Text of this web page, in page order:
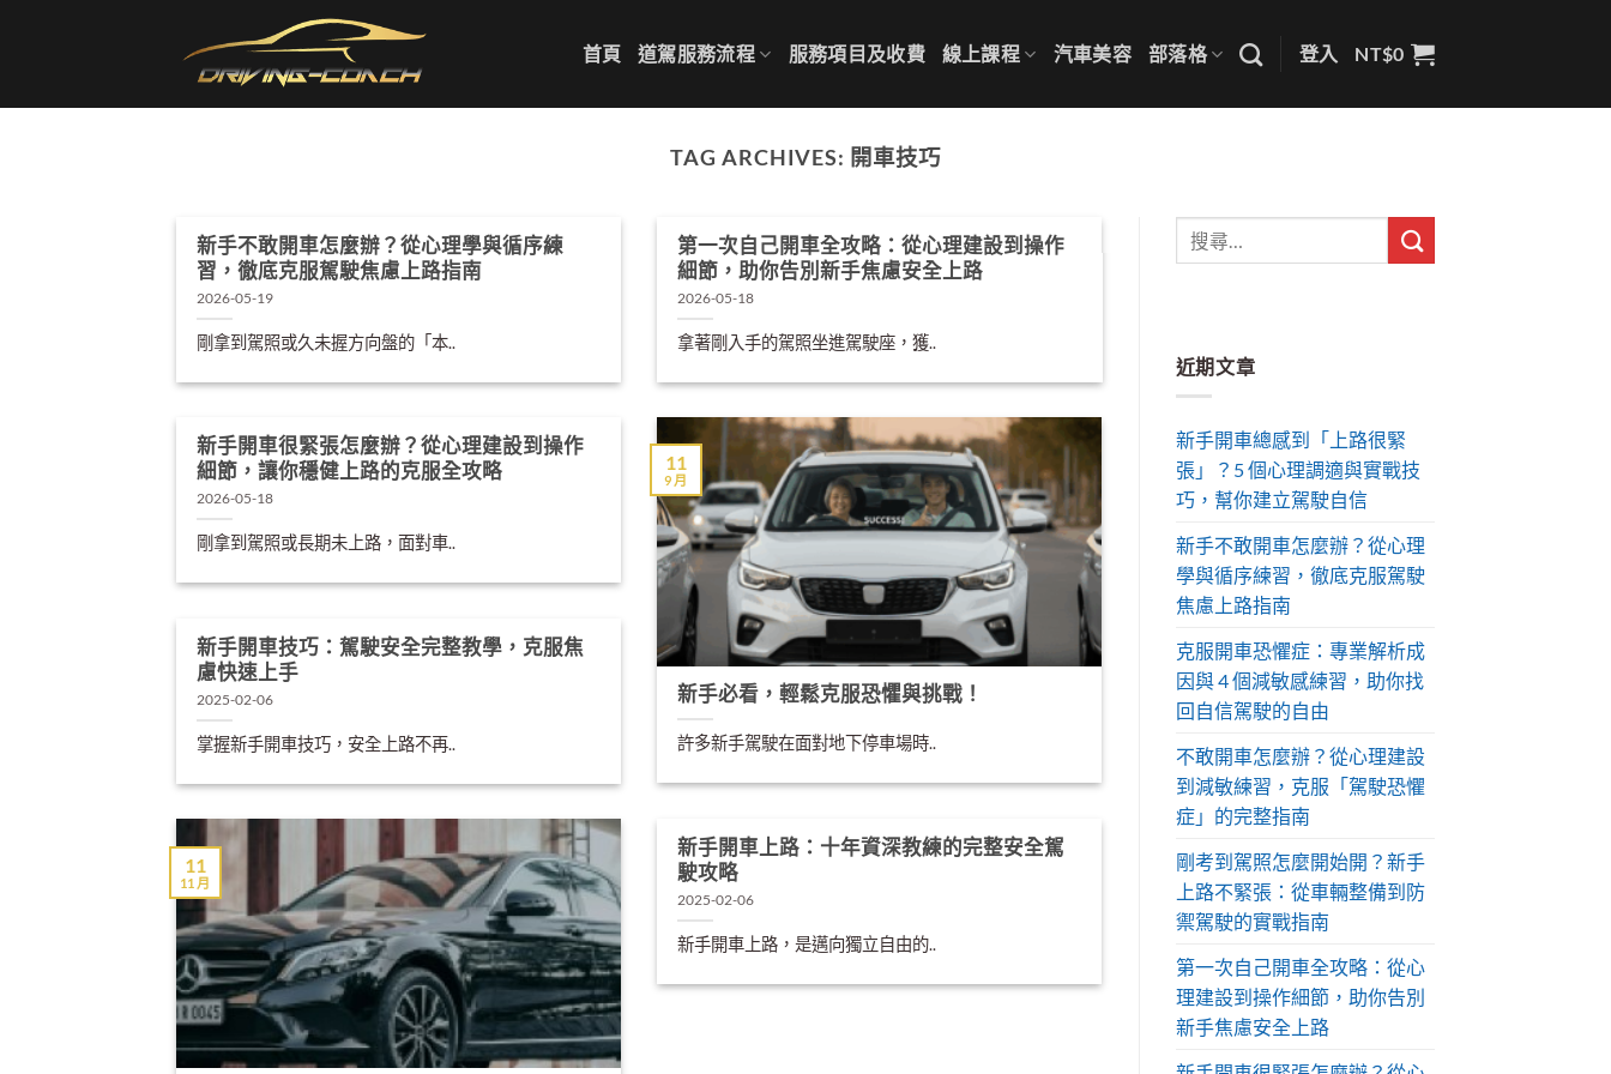
首頁 道駕服務流程 服務項目及收費 線上課程 汽車美容 部落格 登入 NT$0
TAG ARCHIVES: 開車技巧
新手不敢開車怎麼辦？從心理學與循序練
習，徹底克服駕駛焦慮上路指南
2026-05-19
剛拿到駕照或久未握方向盤的「本..
第一次自己開車全攻略：從心理建設到操作
細節，助你告別新手焦慮安全上路
2026-05-18
拿著剛入手的駕照坐進駕駛座，獲..
新手開車很緊張怎麼辦？從心理建設到操作
細節，讓你穩健上路的克服全攻略
2026-05-18
剛拿到駕照或長期未上路，面對車..
新手必看，輕鬆克服恐懼與挑戰！
許多新手駕駛在面對地下停車場時..
11
9 月
新手開車技巧：駕駛安全完整教學，克服焦
慮快速上手
2025-02-06
掌握新手開車技巧，安全上路不再..
新手開車上路：十年資深教練的完整安全駕
駛攻略
2025-02-06
新手開車上路，是邁向獨立自由的..
11
11 月
近期文章
新手開車總感到「上路很緊
張」？5 個心理調適與實戰技
巧，幫你建立駕駛自信
新手不敢開車怎麼辦？從心理
學與循序練習，徹底克服駕駛
焦慮上路指南
克服開車恐懼症：專業解析成
因與 4 個減敏感練習，助你找
回自信駕駛的自由
不敢開車怎麼辦？從心理建設
到減敏練習，克服「駕駛恐懼
症」的完整指南
剛考到駕照怎麼開始開？新手
上路不緊張：從車輛整備到防
禦駕駛的實戰指南
第一次自己開車全攻略：從心
理建設到操作細節，助你告別
新手焦慮安全上路